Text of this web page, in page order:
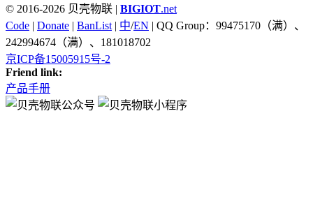
© 2016-2026 贝壳物联 | BIGIOT.net
Code | Donate | BanList | 中/EN | QQ Group：99475170（满）、
242994674（满）、181018702
京ICP备15005915号-2
Friend link:
产品手册